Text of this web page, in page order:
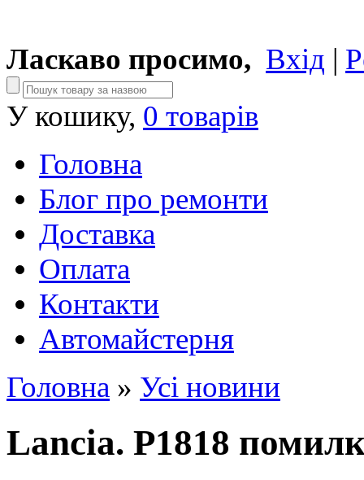
Ласкаво просимо, Вхід |
У кошику, 0 товарів
Головна
Блог про ремонти
Доставка
Оплата
Контакти
Автомайстерня
Головна » Усі новини
Lancia. P1818